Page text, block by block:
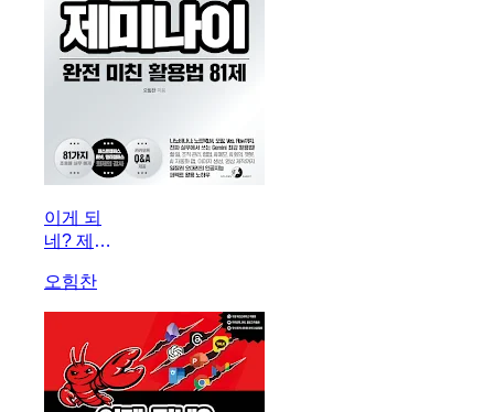
이게 되
네? 제미
미친 활용
법 81제
오힘찬